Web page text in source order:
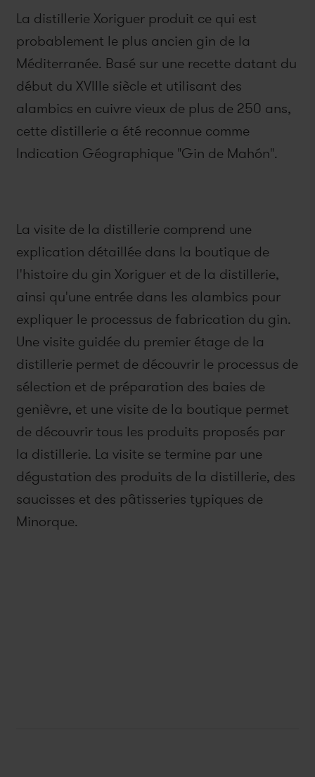
La distillerie Xoriguer produit ce qui est
probablement le plus ancien gin de la
Méditerranée. Basé sur une recette datant du
début du XVIIIe siècle et utilisant des
alambics en cuivre vieux de plus de 250 ans,
cette distillerie a été reconnue comme
Indication Géographique "Gin de Mahón".
La visite de la distillerie comprend une
explication détaillée dans la boutique de
l'histoire du gin Xoriguer et de la distillerie,
ainsi qu'une entrée dans les alambics pour
expliquer le processus de fabrication du gin.
Une visite guidée du premier étage de la
distillerie permet de découvrir le processus de
sélection et de préparation des baies de
genièvre, et une visite de la boutique permet
de découvrir tous les produits proposés par
la distillerie. La visite se termine par une
dégustation des produits de la distillerie, des
saucisses et des pâtisseries typiques de
Minorque.